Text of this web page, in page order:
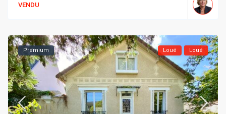
VENDU
Premium Loué Loué